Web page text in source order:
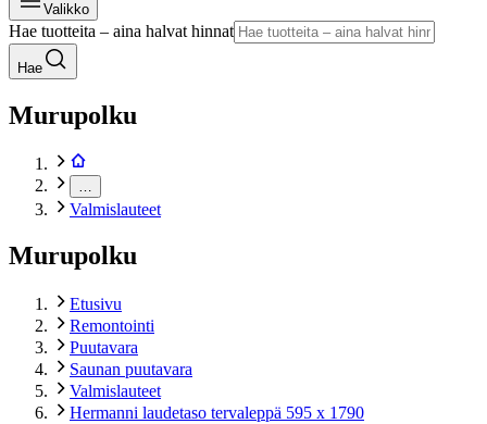
Valikko
Hae tuotteita – aina halvat hinnat
Hae
Murupolku
Valmislauteet
Murupolku
Etusivu
Remontointi
Puutavara
Saunan puutavara
Valmislauteet
Hermanni laudetaso tervaleppä 595 x 1790